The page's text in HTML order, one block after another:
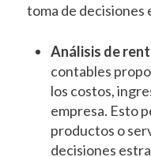
toma de decisiones
Análisis de
contables
los costos,
empresa. Esto
productos o
decisiones